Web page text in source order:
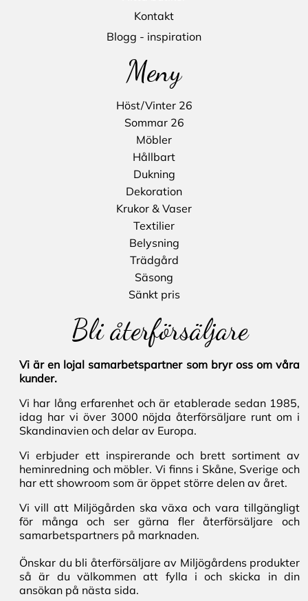
Kontakt
Blogg - inspiration
Meny
Höst/Vinter 26
Sommar 26
Möbler
Hållbart
Dukning
Dekoration
Krukor & Vaser
Textilier
Belysning
Trädgård
Säsong
Sänkt pris
Bli återförsäljare
Vi är en lojal samarbetspartner som bryr oss om våra
kunder.
Vi har lång erfarenhet och är etablerade sedan 1985,
idag har vi över 3000 nöjda återförsäljare runt om i
Skandinavien och delar av Europa.
Vi erbjuder ett inspirerande och brett sortiment av
heminredning och möbler. Vi finns i Skåne, Sverige och
har ett showroom som är öppet större delen av året.
Vi vill att Miljögården ska växa och vara tillgängligt
för många och ser gärna fler återförsäljare och
samarbetspartners på marknaden.
Önskar du bli återförsäljare av Miljögårdens produkter
så är du välkommen att fylla i och skicka in din
ansökan på nästa sida.